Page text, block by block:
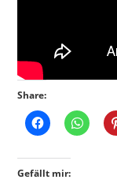
Share:
Gefällt mir: